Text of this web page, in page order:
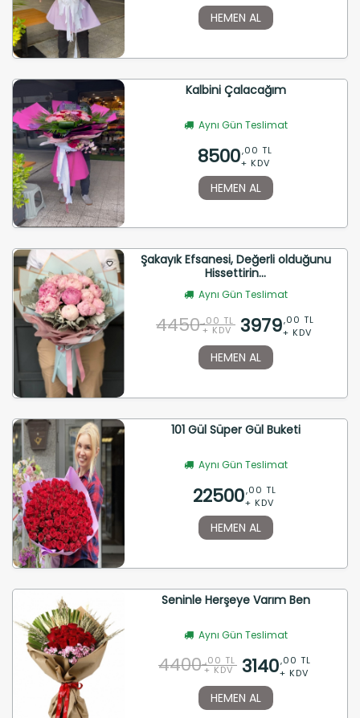
HEMEN AL
Kalbini Çalacağım
Aynı Gün Teslimat
8500,00 TL
+ KDV
HEMEN AL
Şakayık Efsanesi, Değerli olduğunu
Hissettirin...
Aynı Gün Teslimat
4450 ,00 TL
+ KDV 3979,00 TL
+ KDV
HEMEN AL
101 Gül Süper Gül Buketi
Aynı Gün Teslimat
22500,00 TL
+ KDV
HEMEN AL
Seninle Herşeye Varım Ben
Aynı Gün Teslimat
4400 ,00 TL
+ KDV 3140,00 TL
+ KDV
HEMEN AL